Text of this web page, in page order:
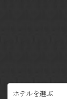
ホテルを選ぶ